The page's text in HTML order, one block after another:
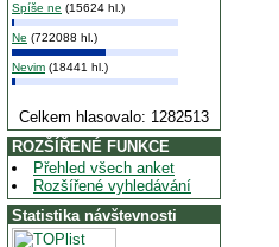
Spíše ne (15624 hl.)
Ne (722088 hl.)
Nevim (18441 hl.)
Celkem hlasovalo: 1282513
ROZŠÍŘENÉ FUNKCE
Přehled všech anket
Rozšířené vyhledávání
Statistika návštevnosti